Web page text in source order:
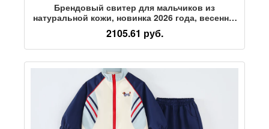
Брендовый свитер для мальчиков из
натуральной кожи, новинка 2026 года, весенне-
осенняя детская красивая и модная весенняя
одежда, спортивная одежда для больших детей
2105.61 руб.